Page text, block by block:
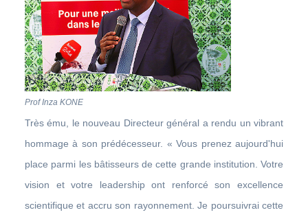
Prof Inza KONE
Très ému, le nouveau Directeur général a rendu un vibrant
hommage à son prédécesseur. « Vous prenez aujourd'hui
place parmi les bâtisseurs de cette grande institution. Votre
vision et votre leadership ont renforcé son excellence
scientifique et accru son rayonnement. Je poursuivrai cette